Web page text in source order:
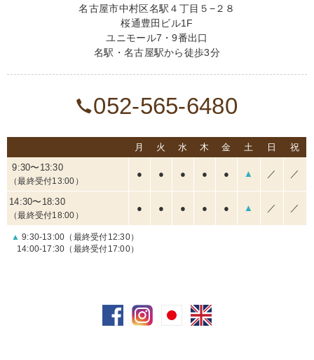
名古屋市中村区名駅４丁目５−２８
桜通豊田ビル1F
ユニモール7・9番出口
名駅・名古屋駅から徒歩3分
052-565-6480
月 火 水 木 金 土 日
祝
9:30〜13:30
（最終受付13:00）
● ● ● ● ● ▲ ／ ／
14:30〜18:30
（最終受付18:00）
● ● ● ● ● ▲ ／ ／
▲ 9:30-13:00（最終受付12:30）
14:00-17:30（最終受付17:00）